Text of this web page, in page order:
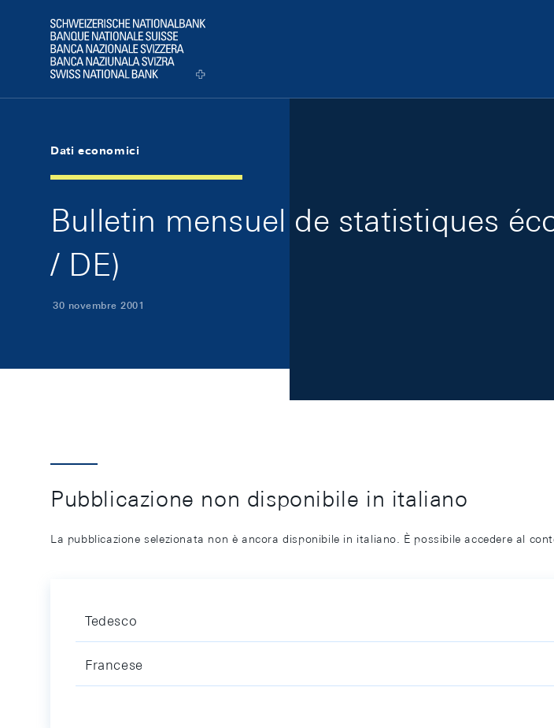
Logo
Dati economici
Bulletin mensuel de statistiques
/ DE)
30 novembre 2001
Pubblicazione non disponibile in italiano
La pubblicazione selezionata non è ancora disponibile in italiano. È possibile accedere al
Tedesco
Francese